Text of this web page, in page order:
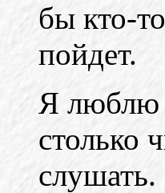
бы кто-
пойдет.
Я люблю
столько